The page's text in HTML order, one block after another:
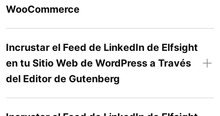
WooCommerce
Incrustar el Feed de LinkedIn de Elfsight
en tu Sitio Web de WordPress a Través
del Editor de Gutenberg